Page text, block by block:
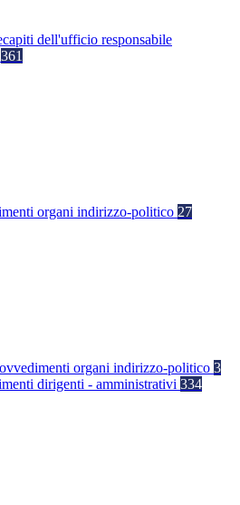
dell'ufficio responsabile
361
organi indirizzo-politico 27
organi indirizzo-politico 3
dirigenti - amministrativi 334